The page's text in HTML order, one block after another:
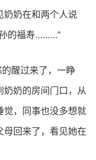
奶奶在和两个人说
的福寿………”
醒过来了，一睁
奶奶的房间门口，从
觉，同事也没多想就
母回来了，看见她在